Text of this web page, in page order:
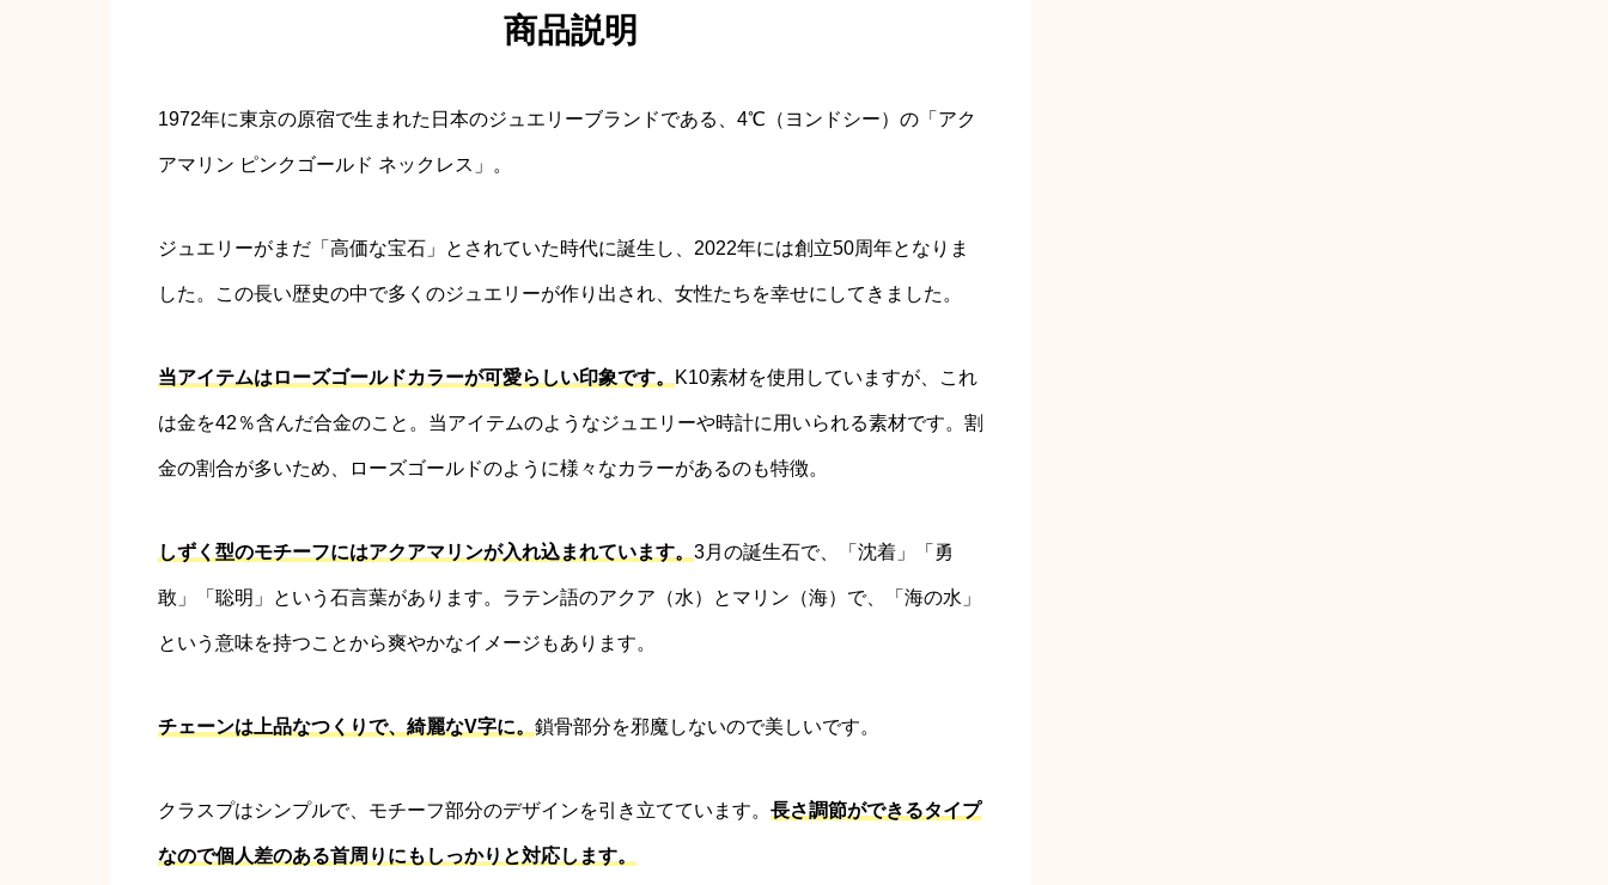
商品説明
1972年に東京の原宿で生まれた日本のジュエリーブランドである、4℃（ヨンドシー）の「アク
アマリン ピンクゴールド ネックレス」。
ジュエリーがまだ「高価な宝石」とされていた時代に誕生し、2022年には創立50周年となりま
した。この長い歴史の中で多くのジュエリーが作り出され、女性たちを幸せにしてきました。
当アイテムはローズゴールドカラーが可愛らしい印象です。 K10素材を使用していますが、これ
は金を42％含んだ合金のこと。当アイテムのようなジュエリーや時計に用いられる素材です。割
金の割合が多いため、ローズゴールドのように様々なカラーがあるのも特徴。
しずく型のモチーフにはアクアマリンが入れ込まれています。 3月の誕生石で、「沈着」「勇
敢」「聡明」という石言葉があります。ラテン語のアクア（水）とマリン（海）で、「海の水」
という意味を持つことから爽やかなイメージもあります。
チェーンは上品なつくりで、綺麗なV字に。 鎖骨部分を邪魔しないので美しいです。
クラスプはシンプルで、モチーフ部分のデザインを引き立てています。 長さ調節ができるタイプ
なので個人差のある首周りにもしっかりと対応します。